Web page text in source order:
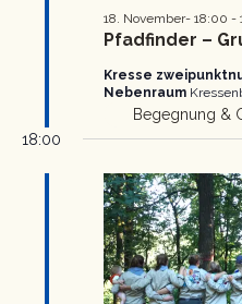
Pfadfinder –
18. November- 18:00 -
Kresse
Nebenraum
Begegnung &
18:00